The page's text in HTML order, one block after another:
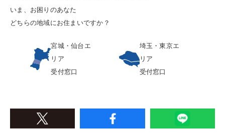
いま、お困りのあなた
どちらの地域にお住まいですか？
宮城・仙台エ
リア
受付窓口
埼玉・東京エ
リア
受付窓口